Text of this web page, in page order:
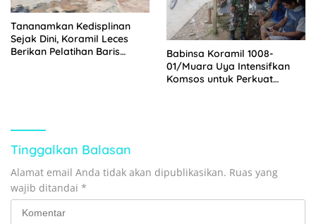
Tananamkan Kedisplinan
Sejak Dini, Koramil Leces
Berikan Pelatihan Baris
Babinsa Koramil 1008-
01/Muara Uya Intensifkan
Komsos untuk Perkuat
Tinggalkan Balasan
Alamat email Anda tidak akan dipublikasikan. Ruas yang
wajib ditandai *